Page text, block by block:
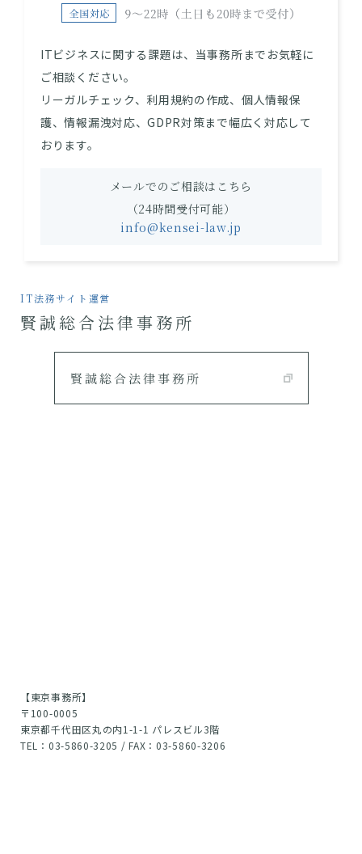
ITビジネスに関する課題は、当事務所までお気軽に
ご相談ください。
リーガルチェック、利用規約の作成、個人情報保
護、情報漏洩対応、GDPR対策まで幅広く対応して
おります。
メールでのご相談はこちら
（24時間受付可能）
info@kensei-law.jp
IT法務サイト運営
賢誠総合法律事務所
【東京事務所】
〒100-0005
東京都千代田区丸の内1-1-1 パレスビル3階
TEL：03-5860-3205 / FAX：03-5860-3206